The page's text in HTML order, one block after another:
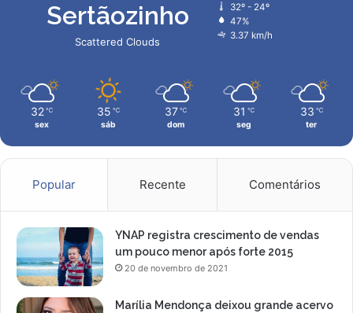
Sertãozinho
Scattered Clouds
32º - 24º
47%
3.37 km/h
32 ℃
sex
35 ℃
sáb
37 ℃
dom
31 ℃
seg
33 ℃
ter
Popular Recente Comentários
YNAP registra crescimento de vendas
um pouco menor após forte 2015
20 de novembro de 2021
Marília Mendonça deixou grande acervo